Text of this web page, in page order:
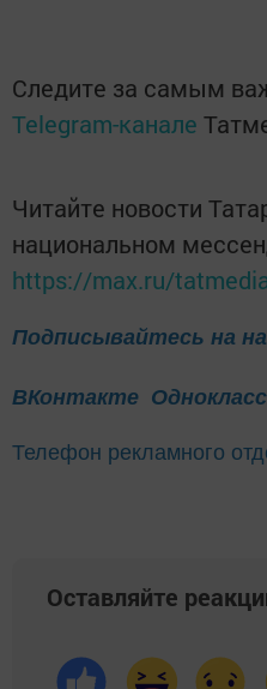
Следите за самым
Telegram-канале
Читайте новости
национальном
https://max.ru/
Подписывайтесь на
ВКонтакте
Телефон рекламного
Оставляйте